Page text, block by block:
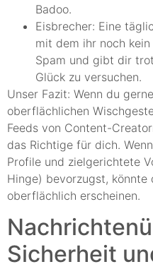
Badoo.
Eisbrecher: Eine
mit dem ihr noch
Spam und gibt dir
Glück zu versuchen.
Unser Fazit: Wenn du
oberflächlichen
Feeds von Content-
das Richtige für dich.
Profile und zielgerichtete
Hinge) bevorzugst, könnte
oberflächlich erscheinen.
Sicherheit